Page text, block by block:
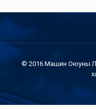
© 2016 Машин Оюуны